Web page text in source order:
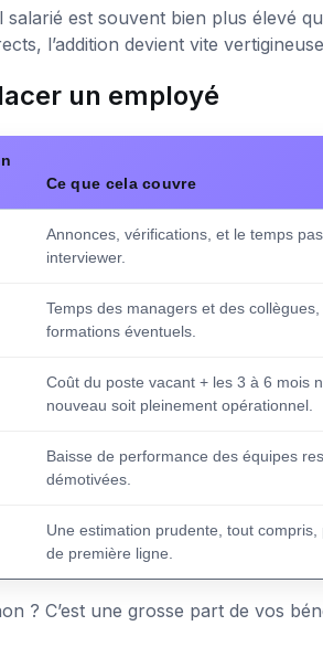
est souvent bien plus élevé
l’addition devient vite
un employé
Ce que cela couvre
Annonces, vérifications, et le temps
interviewer.
Temps des managers et des
formations éventuels.
Coût du poste vacant + les 3 à 6 mois
nouveau soit pleinement opérationnel.
Baisse de performance des équipes
démotivées.
Une estimation prudente, tout
de première ligne.
? C’est une grosse part de vos